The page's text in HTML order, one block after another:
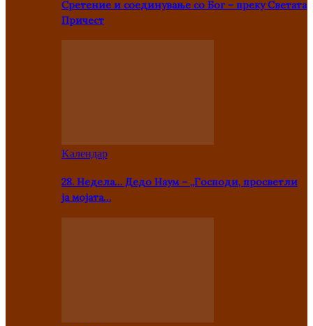
Сретение и соединување со Бог – преку Светата
Причест
Kалендар
28. Недела… Дедо Наум – „Господи, просветли
ја мојата…